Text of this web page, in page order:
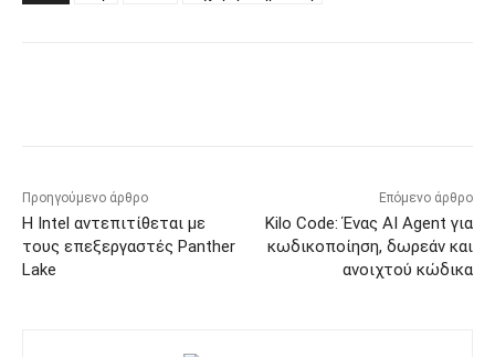
Προηγούμενο άρθρο
Η Intel αντεπιτίθεται με
τους επεξεργαστές Panther
Lake
Επόμενο άρθρο
Kilo Code: Ένας AI Agent για
κωδικοποίηση, δωρεάν και
ανοιχτού κώδικα